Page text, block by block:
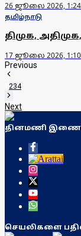
26 ஜூலை 2026, 1:24
தமிழ்நாடு
திமுக,
17 ஜூலை 2026, 1:10
Previous
234
Next
தினமணி
செயலிகளை